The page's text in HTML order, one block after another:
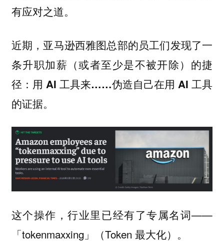
有应对之道。
近期，亚马逊西雅图总部的员工们发现了一
条升职加薪（或者至少是不被开除）的捷
径： 用 AI 工具来……伪造自己在用 AI 工具
的证据。
这个操作，行业里已经有了专属名词——
「tokenmaxxing」（Token 最大化）。